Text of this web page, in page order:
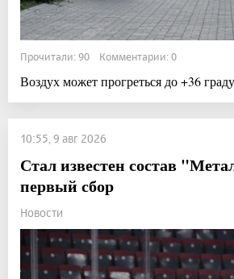
Прочитали: 90 Комментарии: 0
Воздух может прогреться до +36
10:55, 9 авг 2026
Стал известен состав
первый сбор
Новости